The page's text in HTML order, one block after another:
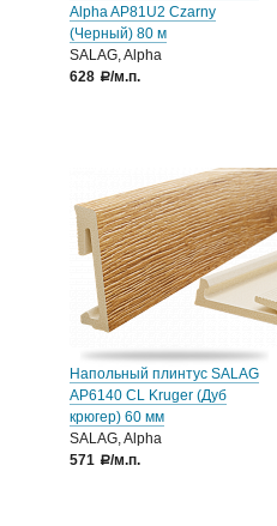
Alpha AP81U2 Czarny
(Черный) 80 м
SALAG, Alpha
628
a/м.п.
Напольный плинтус SALAG
AP6140 CL Kruger (Дуб
крюгер) 60 мм
SALAG, Alpha
571
a/м.п.